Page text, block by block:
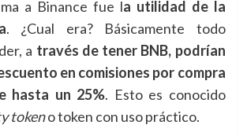
a Binance fue la utilidad de la
. ¿Cual era? Básicamente todo
a través de tener BNB, podrían
en comisiones por compra
hasta un 25%. Esto es conocido
tokeno token con uso práctico.